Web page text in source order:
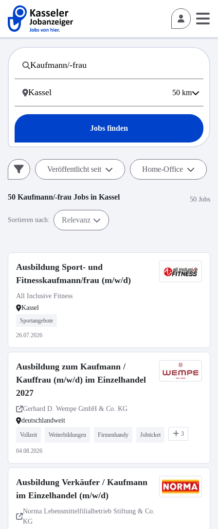
50 km
Jobs finden
Veröffentlicht seit Home-Office
50 Kaufmann/-frau Jobs in Kassel 50 Jobs
Sortieren nach: Relevanz
Ausbildung Sport- und
Fitnesskaufmann/frau (m/w/d)
All Inclusive Fitness
Kassel
Sportangebote
26.07.2026
Ausbildung zum Kaufmann /
Kauffrau (m/w/d) im Einzelhandel
2027
Gerhard D. Wempe GmbH & Co. KG
deutschlandweit
Vollzeit Weiterbildungen Firmenhandy Jobticket 3
04.08.2026
Ausbildung Verkäufer / Kaufmann
im Einzelhandel (m/w/d)
Norma Lebensmittelfilialbetrieb Stiftung & Co.
KG